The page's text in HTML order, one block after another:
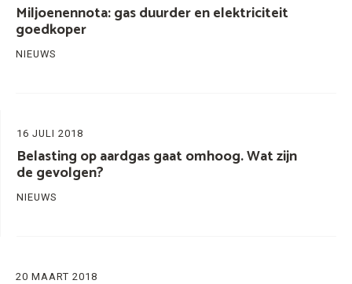
Miljoenennota: gas duurder en elektriciteit
goedkoper
NIEUWS
16 JULI 2018
Belasting op aardgas gaat omhoog. Wat zijn
de gevolgen?
NIEUWS
20 MAART 2018